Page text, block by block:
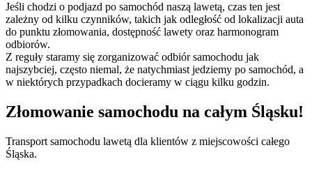
Jeśli chodzi o podjazd po samochód naszą lawetą, czas ten jest
zależny od kilku czynników, takich jak odległość od lokalizacji auta
do punktu złomowania, dostępność lawety oraz harmonogram
odbiorów.
Z reguły staramy się zorganizować odbiór samochodu jak
najszybciej, często niemal, że natychmiast jedziemy po samochód, a
w niektórych przypadkach docieramy w ciągu kilku godzin.
Złomowanie samochodu na całym Śląsku!
Transport samochodu lawetą dla klientów z miejscowości całego
Śląska.